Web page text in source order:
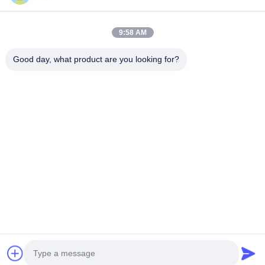
Najlepszą cenę
Prawa autorskie © 2026 Vital Lighting CO., Ltd Wszystkie prawa zastrzeżone.
9:58 AM
Good day, what product are you looking for?